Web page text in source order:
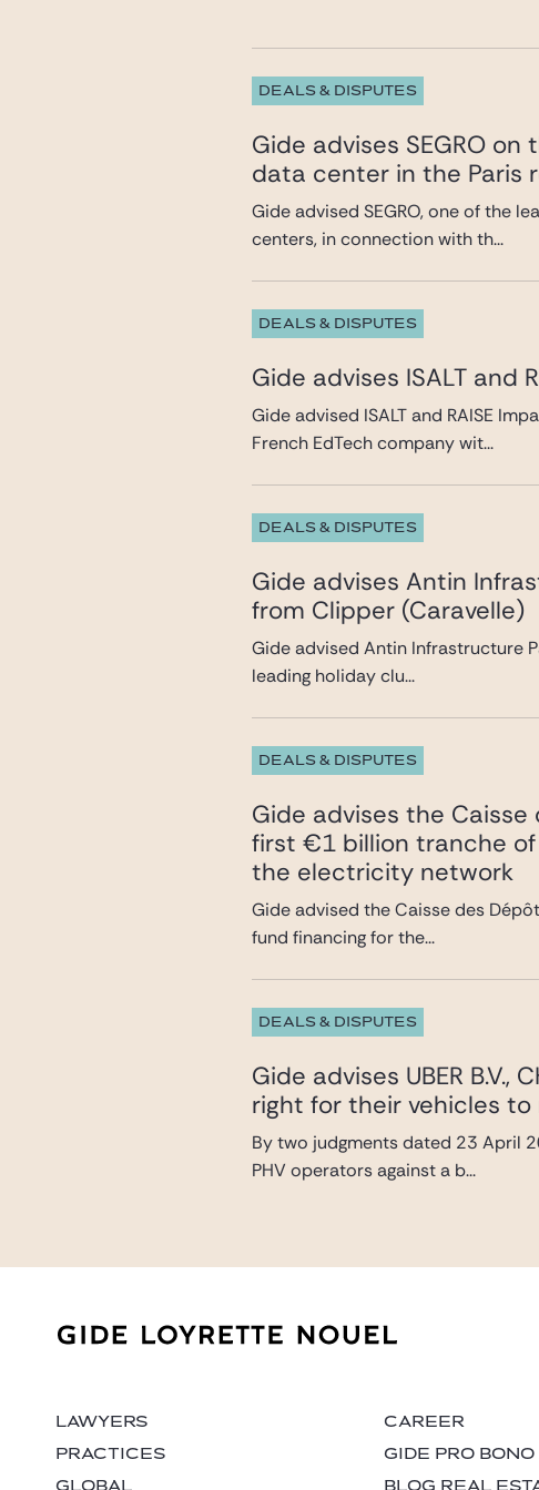
DEALS & DISPUTES
Gide advises SEGRO
data center in the Paris
Gide advised SEGRO, one of the
centers, in connection with th...
DEALS & DISPUTES
Gide advises ISALT and
Gide advised ISALT and RAISE
French EdTech company wit...
DEALS & DISPUTES
Gide advises Antin
from Clipper (Caravelle)
Gide advised Antin Infrastructure
leading holiday clu...
DEALS & DISPUTES
Gide advises the
first €1 billion tranche
the electricity network
Gide advised the Caisse des
fund financing for the...
DEALS & DISPUTES
Gide advises UBER
right for their vehicles to
By two judgments dated 23 April
PHV operators against a b...
LAWYERS
PRACTICES
GLOBAL
CAREER
GIDE PRO BONO
BLOG REAL